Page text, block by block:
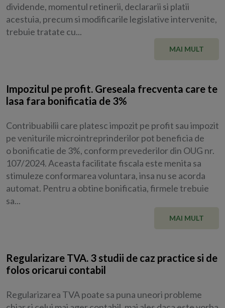
dividende, momentul retinerii, declararii si platii
acestuia, precum si modificarile legislative intervenite,
trebuie tratate cu...
MAI MULT
Impozitul pe profit. Greseala frecventa care te
lasa fara bonificatia de 3%
Contribuabilii care platesc impozit pe profit sau impozit
pe veniturile microintreprinderilor pot beneficia de
o bonificatie de 3%, conform prevederilor din OUG nr.
107/2024. Aceasta facilitate fiscala este menita sa
stimuleze conformarea voluntara, insa nu se acorda
automat. Pentru a obtine bonificatia, firmele trebuie
sa...
MAI MULT
Regularizare TVA. 3 studii de caz practice si de
folos oricarui contabil
Regularizarea TVA poate sa puna uneori probleme